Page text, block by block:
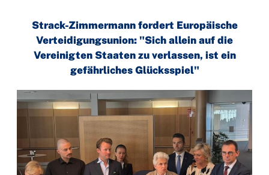
Strack-Zimmermann fordert Europäische
Verteidigungsunion: "Sich allein auf die
Vereinigten Staaten zu verlassen, ist ein
gefährliches Glücksspiel"